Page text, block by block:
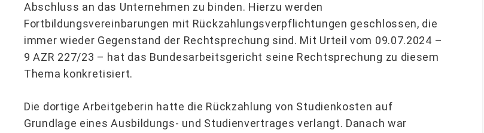
Abschluss an das Unternehmen zu binden. Hierzu werden
Fortbildungsvereinbarungen mit Rückzahlungsverpflichtungen geschlossen, die
immer wieder Gegenstand der Rechtsprechung sind. Mit Urteil vom 09.07.2024 –
9 AZR 227/23 – hat das Bundesarbeitsgericht seine Rechtsprechung zu diesem
Thema konkretisiert.
Die dortige Arbeitgeberin hatte die Rückzahlung von Studienkosten auf
Grundlage eines Ausbildungs- und Studienvertrages verlangt. Danach war